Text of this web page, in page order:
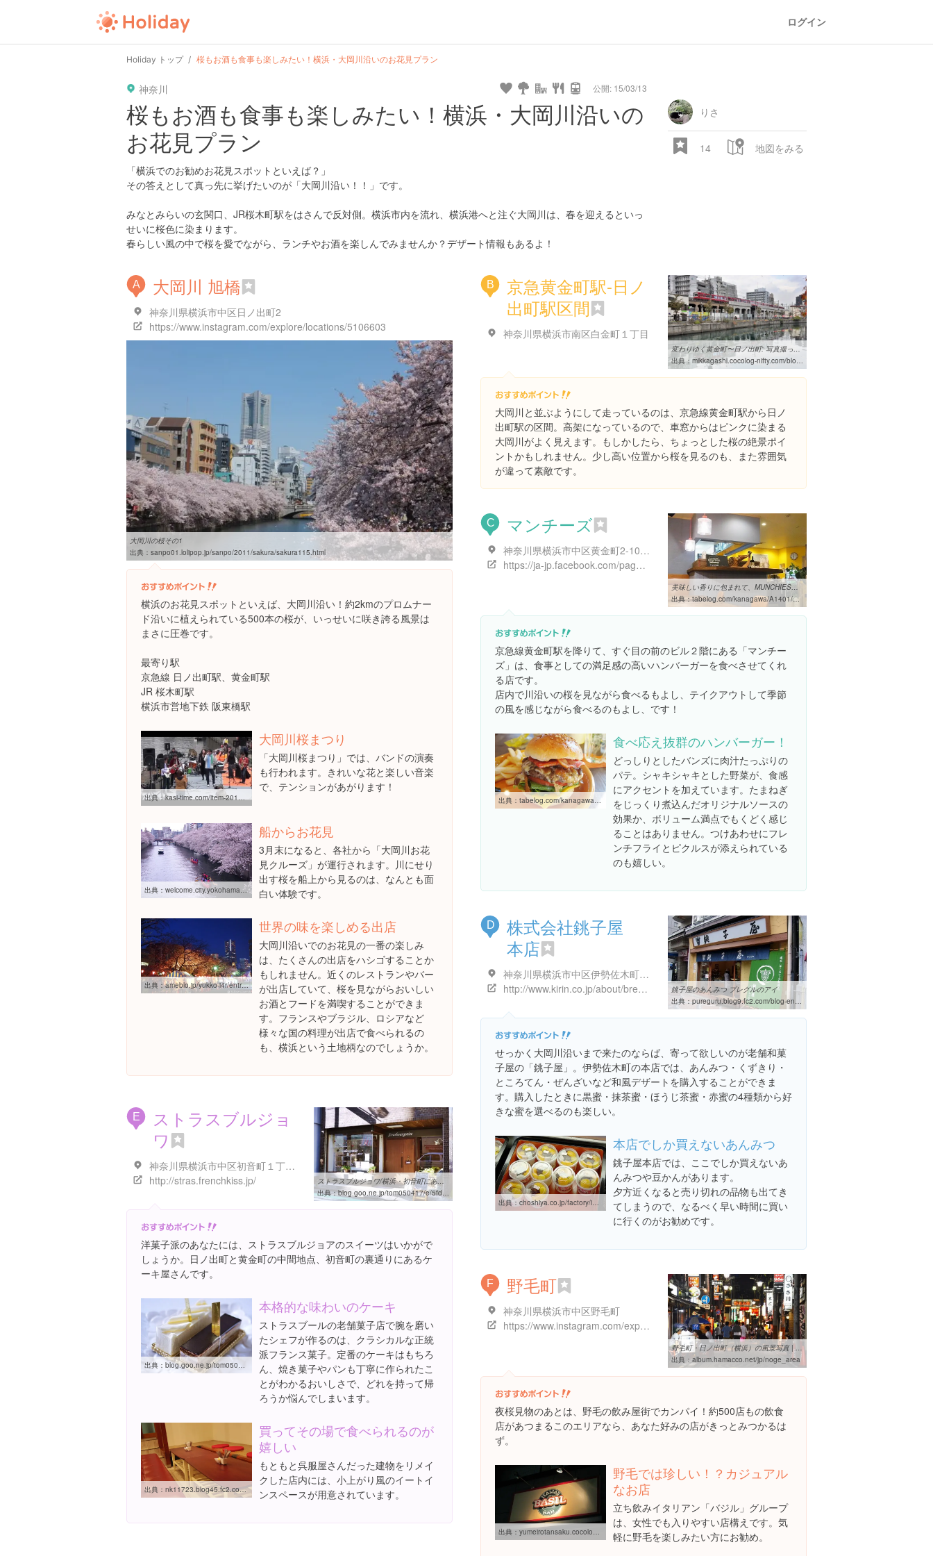
ログイン
Holiday トップ 桜もお酒も食事も楽しみたい！横浜・大岡川沿いのお花見プラン
神奈川 公開: 15/03/13
桜もお酒も食事も楽しみたい！横浜・大岡川沿いの
お花見プラン
「横浜でのお勧めお花見スポットといえば？」
その答えとして真っ先に挙げたいのが「大岡川沿い！！」です。
みなとみらいの玄関口、JR桜木町駅をはさんで反対側。横浜市内を流れ、横浜港へと注ぐ大岡川は、春を迎えるといっ
せいに桜色に染まります。
春らしい風の中で桜を愛でながら、ランチやお酒を楽しんでみませんか？デザート情報もあるよ！
りさ
14 地図をみる
A 大岡川 旭橋
神奈川県横浜市中区日ノ出町2
https://www.instagram.com/explore/locations/5106603
大岡川の桜その1
出典： sanpo01.lolipop.jp/sanpo/2011/sakura/sakura115.html
横浜のお花見スポットといえば、大岡川沿い！約2kmのプロムナー
ド沿いに植えられている500本の桜が、いっせいに咲き誇る風景は
まさに圧巻です。
最寄り駅
京急線 日ノ出町駅、黄金町駅
JR 桜木町駅
横浜市営地下鉄 阪東橋駅
出典：kasi-time.com/item-20140.html
大岡川桜まつり
「大岡川桜まつり」では、バンドの演奏
も行われます。きれいな花と楽しい音楽
で、テンションがあがります！
出典： welcome.city.yokohama.jp/ja/s/hot/2013/01.php
船からお花見
3月末になると、各社から「大岡川お花
見クルーズ」が運行されます。川にせり
出す桜を船上から見るのは、なんとも面
白い体験です。
出典：ameblo.jp/yukko-i4r/entry-11229657567.html
世界の味を楽しめる出店
大岡川沿いでのお花見の一番の楽しみ
は、たくさんの出店をハシゴすることか
もしれません。近くのレストランやバー
が出店していて、桜を見ながらおいしい
お酒とフードを満喫することができま
す。フランスやブラジル、ロシアなど
様々な国の料理が出店で食べられるの
も、横浜という土地柄なのでしょうか。
B
京急黄金町駅-日ノ
出町駅区間
神奈川県横浜市南区白金町１丁目
変わりゆく黄金町〜日ノ出町: 写真撮っけど，さすけねがい？
出典： mikkagashi.cocolog-nifty.com/blog/2008/11/post-0f96.html
大岡川と並ぶようにして走っているのは、京急線黄金町駅から日ノ
出町駅の区間。高架になっているので、車窓からはピンクに染まる
大岡川がよく見えます。もしかしたら、ちょっとした桜の絶景ポイ
ントかもしれません。少し高い位置から桜を見るのも、また雰囲気
が違って素敵です。
C マンチーズ
神奈川県横浜市中区黄金町2-10 森下ビル 2F
https://ja-jp.facebook.com/pages/Munchies-koganecho/189978517870567
美味しい香りに包まれて、MUNCHIES』by Ca : マンチーズ[食べログ]
出典：tabelog.com/kanagawa/A1401/A140306/14055390/dtlrvwlst/7230220
京急線黄金町駅を降りて、すぐ目の前のビル２階にある「マンチー
ズ」は、食事としての満足感の高いハンバーガーを食べさせてくれ
る店です。
店内で川沿いの桜を見ながら食べるもよし、テイクアウトして季節
の風を感じながら食べるのもよし、です！
出典： tabelog.com/kanagawa/A1401/A140306/14055390
食べ応え抜群のハンバーガー！
どっしりとしたバンズに肉汁たっぷりの
パテ。シャキシャキとした野菜が、食感
にアクセントを加えています。たまねぎ
をじっくり煮込んだオリジナルソースの
効果か、ボリューム満点でもくどく感じ
ることはありません。つけあわせにフレ
ンチフライとピクルスが添えられている
のも嬉しい。
D
株式会社銚子屋
本店
神奈川県横浜市中区伊勢佐木町７丁目１５０ 伊勢佐木モール 一六地蔵通り
http://www.kirin.co.jp/about/brewery/factory/yokohama/beerport.html#resMenu
銚子屋のあんみつ プレグルのアイ
出典： pureguru.blog9.fc2.com/blog-entry-1081.html
せっかく大岡川沿いまで来たのならば、寄って欲しいのが老舗和菓
子屋の「銚子屋」。伊勢佐木町の本店では、あんみつ・くずきり・
ところてん・ぜんざいなど和風デザートを購入することができま
す。購入したときに黒蜜・抹茶蜜・ほうじ茶蜜・赤蜜の4種類から好
きな蜜を選べるのも楽しい。
出典： choshiya.co.jp/factory/index.html
本店でしか買えないあんみつ
銚子屋本店では、ここでしか買えないあ
んみつや豆かんがあります。
夕方近くなると売り切れの品物も出てき
てしまうので、なるべく早い時間に買い
に行くのがお勧めです。
E
ストラスブルジョ
ワ
神奈川県横浜市中区初音町１丁目８-２
http://stras.frenchkiss.jp/
ストラスブルジョワ/横浜・初音町にあるフランス菓子＆カフェ ...
出典：blog.goo.ne.jp/tom050417/e/5fd80ec64d9214297a92f8f56edf5147
洋菓子派のあなたには、ストラスブルジョアのスイーツはいかがで
しょうか。日ノ出町と黄金町の中間地点、初音町の裏通りにあるケ
ーキ屋さんです。
出典： blog.goo.ne.jp/tom050417/e/5fd80ec64d9214297a92f8f56edf5147
本格的な味わいのケーキ
ストラスブールの老舗菓子店で腕を磨い
たシェフが作るのは、クラシカルな正統
派フランス菓子。定番のケーキはもちろ
ん、焼き菓子やパンも丁寧に作られたこ
とがわかるおいしさで、どれを持って帰
ろうか悩んでしまいます。
出典： nk11723.blog45.fc2.com/blog-entry-1550.html
買ってその場で食べられるのが
嬉しい
もともと呉服屋さんだった建物をリメイ
クした店内には、小上がり風のイートイ
ンスペースが用意されています。
F 野毛町
神奈川県横浜市中区野毛町
https://www.instagram.com/explore/locations/385704098
野毛町・日ノ出町（横浜）の風景写真 | 横浜風景のフリー写真素材集『は
出典：album.hamacco.net/jp/noge_area
夜桜見物のあとは、野毛の飲み屋街でカンパイ！約500店もの飲食
店があつまるこのエリアなら、あなた好みの店がきっとみつかるは
ず。
出典： yumeirotansaku.cocolog-nifty.com/blog/2011/01/italian-bar-bas.html
野毛では珍しい！？カジュアル
なお店
立ち飲みイタリアン「バジル」グループ
は、女性でも入りやすい店構えです。気
軽に野毛を楽しみたい方にお勧め。